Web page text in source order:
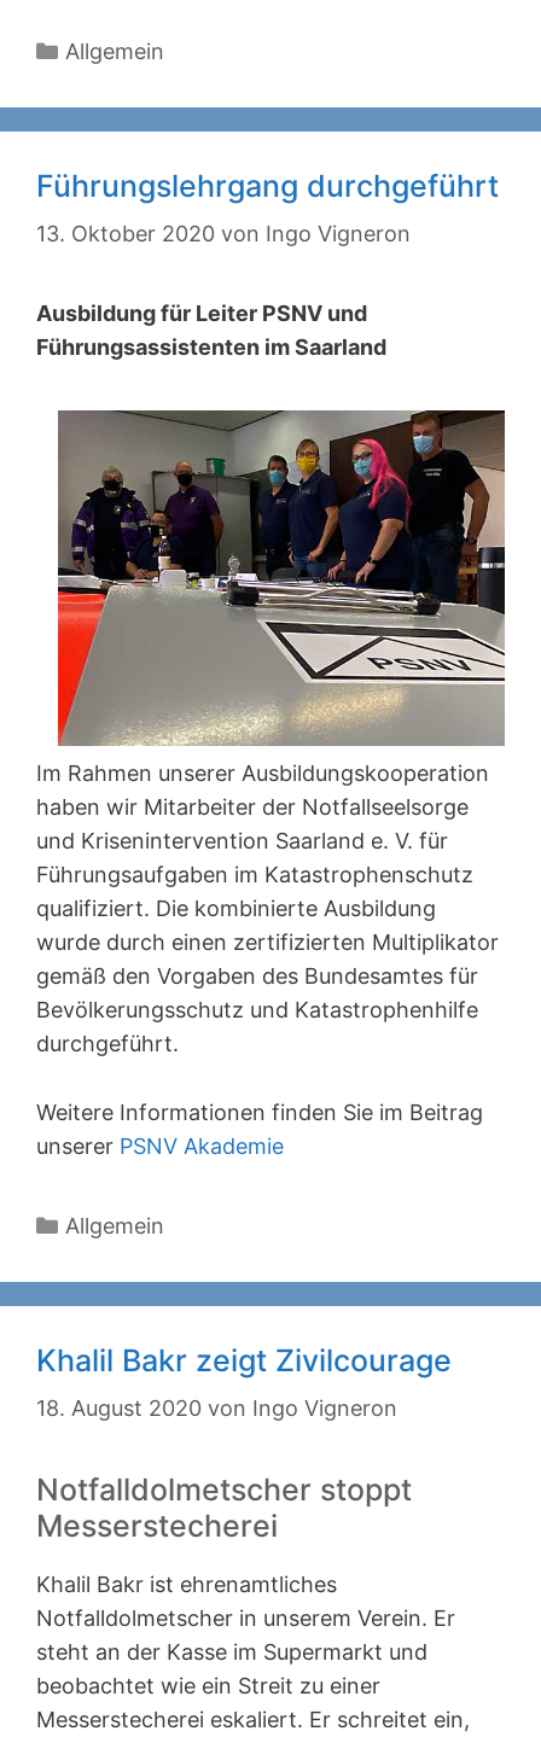
Kategorien
Allgemein
Führungslehrgang durchgeführt
13. Oktober 2020 von Ingo Vigneron
Ausbildung für Leiter PSNV und
Führungsassistenten im Saarland
Im Rahmen unserer Ausbildungskooperation
haben wir Mitarbeiter der Notfallseelsorge
und Krisenintervention Saarland e. V. für
Führungsaufgaben im Katastrophenschutz
qualifiziert. Die kombinierte Ausbildung
wurde durch einen zertifizierten Multiplikator
gemäß den Vorgaben des Bundesamtes für
Bevölkerungsschutz und Katastrophenhilfe
durchgeführt.
Weitere Informationen finden Sie im Beitrag
unserer PSNV Akademie
Kategorien
Allgemein
Khalil Bakr zeigt Zivilcourage
18. August 2020 von Ingo Vigneron
Notfalldolmetscher stoppt
Messerstecherei
Khalil Bakr ist ehrenamtliches
Notfalldolmetscher in unserem Verein. Er
steht an der Kasse im Supermarkt und
beobachtet wie ein Streit zu einer
Messerstecherei eskaliert. Er schreitet ein,